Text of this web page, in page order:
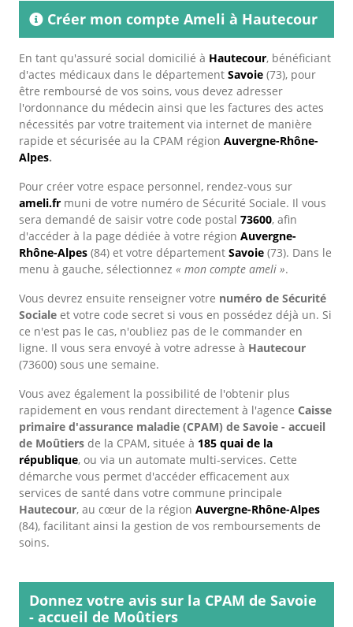
Créer mon compte Ameli à Hautecour
En tant qu'assuré social domicilié à Hautecour, bénéficiant
d'actes médicaux dans le département Savoie (73), pour
être remboursé de vos soins, vous devez adresser
l'ordonnance du médecin ainsi que les factures des actes
nécessités par votre traitement via internet de manière
rapide et sécurisée au la CPAM région Auvergne-Rhône-
Alpes.
Pour créer votre espace personnel, rendez-vous sur
ameli.fr muni de votre numéro de Sécurité Sociale. Il vous
sera demandé de saisir votre code postal 73600, afin
d'accéder à la page dédiée à votre région Auvergne-
Rhône-Alpes (84) et votre département Savoie (73). Dans le
menu à gauche, sélectionnez « mon compte ameli ».
Vous devrez ensuite renseigner votre numéro de Sécurité
Sociale et votre code secret si vous en possédez déjà un. Si
ce n'est pas le cas, n'oubliez pas de le commander en
ligne. Il vous sera envoyé à votre adresse à Hautecour
(73600) sous une semaine.
Vous avez également la possibilité de l'obtenir plus
rapidement en vous rendant directement à l'agence Caisse
primaire d'assurance maladie (CPAM) de Savoie - accueil
de Moûtiers de la CPAM, située à 185 quai de la
république, ou via un automate multi-services. Cette
démarche vous permet d'accéder efficacement aux
services de santé dans votre commune principale
Hautecour, au cœur de la région Auvergne-Rhône-Alpes
(84), facilitant ainsi la gestion de vos remboursements de
soins.
Donnez votre avis sur la CPAM de Savoie
- accueil de Moûtiers